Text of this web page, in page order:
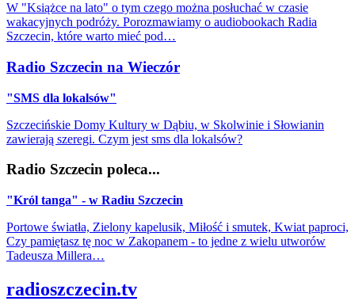
W "Książce na lato" o tym czego można posłuchać w czasie
wakacyjnych podróży. Porozmawiamy o audiobookach Radia
Szczecin, które warto mieć pod…
Radio Szczecin na Wieczór
"SMS dla lokalsów"
Szczecińskie Domy Kultury w Dąbiu, w Skolwinie i Słowianin
zawierają szeregi. Czym jest sms dla lokalsów?
Radio Szczecin poleca...
"Król tanga" - w Radiu Szczecin
Portowe światła, Zielony kapelusik, Miłość i smutek, Kwiat paproci,
Czy pamiętasz tę noc w Zakopanem - to jedne z wielu utworów
Tadeusza Millera…
radioszczecin.tv